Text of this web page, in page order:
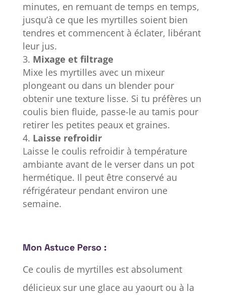
minutes, en remuant de temps en temps,
jusqu’à ce que les myrtilles soient bien
tendres et commencent à éclater, libérant
leur jus.
Mixage et filtrage
Mixe les myrtilles avec un mixeur
plongeant ou dans un blender pour
obtenir une texture lisse. Si tu préfères un
coulis bien fluide, passe-le au tamis pour
retirer les petites peaux et graines.
Laisse refroidir
Laisse le coulis refroidir à température
ambiante avant de le verser dans un pot
hermétique. Il peut être conservé au
réfrigérateur pendant environ une
semaine.
Mon Astuce Perso :
Ce coulis de myrtilles est absolument
délicieux sur une glace au yaourt ou à la